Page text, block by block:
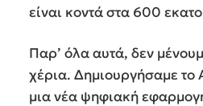
είναι κοντά στα 600
Παρ’ όλα αυτά, δεν
χέρια. Δημιουργήσαμε το
μια νέα ψηφιακή